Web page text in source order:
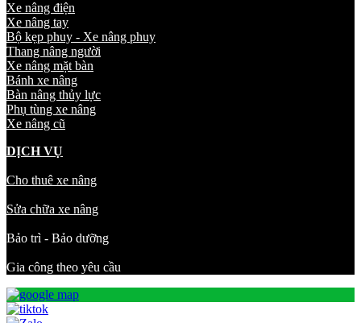
Xe nâng điện
Xe nâng tay
Bộ kẹp phuy - Xe nâng phuy
Thang nâng người
Xe nâng mặt bàn
Bánh xe nâng
Bàn nâng thủy lực
Phụ tùng xe nâng
Xe nâng cũ
DỊCH VỤ
Cho thuê xe nâng
Sửa chữa xe nâng
Bảo trì - Bảo dưỡng
Gia công theo yêu cầu